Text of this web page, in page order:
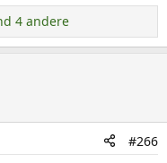
4 andere
#266